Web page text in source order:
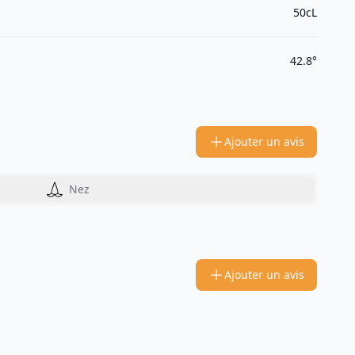
50cL
42.8°
Ajouter un avis
Nez
Ajouter un avis